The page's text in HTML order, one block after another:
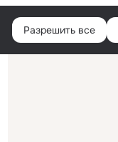
Войти
Разрешить все